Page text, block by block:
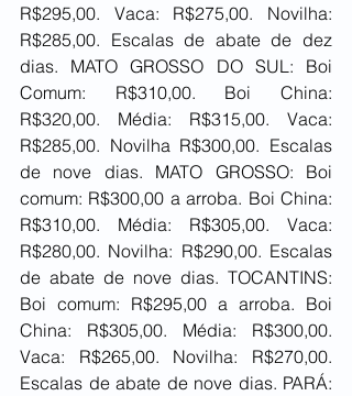
R$295,00. Vaca: R$275,00. Novilha:
R$285,00. Escalas de abate de dez
dias. MATO GROSSO DO SUL: Boi
Comum: R$310,00. Boi China:
R$320,00. Média: R$315,00. Vaca:
R$285,00. Novilha R$300,00. Escalas
de nove dias. MATO GROSSO: Boi
comum: R$300,00 a arroba. Boi China:
R$310,00. Média: R$305,00. Vaca:
R$280,00. Novilha: R$290,00. Escalas
de abate de nove dias. TOCANTINS:
Boi comum: R$295,00 a arroba. Boi
China: R$305,00. Média: R$300,00.
Vaca: R$265,00. Novilha: R$270,00.
Escalas de abate de nove dias. PARÁ: